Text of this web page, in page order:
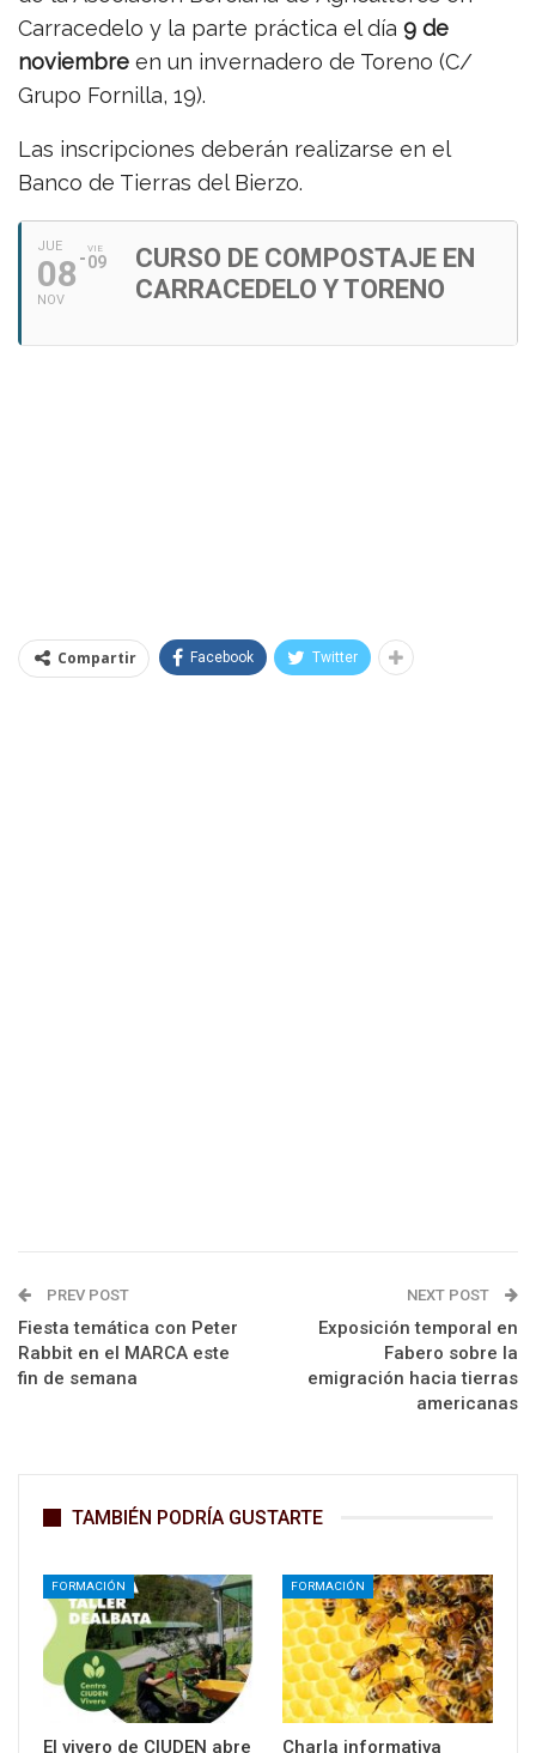
Carracedelo y la parte práctica el día 9 de
noviembre en un invernadero de Toreno (C/
Grupo Fornilla, 19).
Las inscripciones deberán realizarse en el
Banco de Tierras del Bierzo.
JUE
08
NOV
VIE
09
CURSO DE COMPOSTAJE EN
CARRACEDELO Y TORENO
Compartir Facebook Twitter
PREV POST
Fiesta temática con Peter
Rabbit en el MARCA este
fin de semana
NEXT POST
Exposición temporal en
Fabero sobre la
emigración hacia tierras
americanas
TAMBIÉN PODRÍA GUSTARTE
FORMACIÓN
El vivero de CIUDEN abre
FORMACIÓN
Charla informativa